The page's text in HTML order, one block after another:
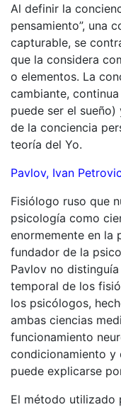
Al definir la
pensamiento”, una
capturable, se
que la considera
o elementos. La
cambiante,
puede ser el
de la conciencia
teoría del Yo.
Pavlov, Ivan
Fisiólogo ruso que
psicología como
enormemente en la
fundador de la
Pavlov no
temporal de los
los psicólogos,
ambas ciencias
funcionamiento
condicionamiento y
puede explicarse
El método utilizado